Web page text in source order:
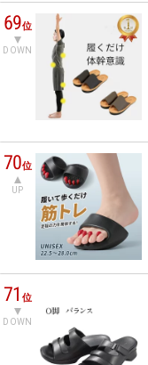
69位
DOWN
70位
UP
71位
DOWN